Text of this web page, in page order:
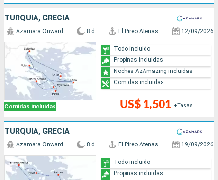
TURQUÍA, GRECIA
Comidas incluidas
Azamara Onward 8 d El Pireo Atenas 12/09/2026
US$ 1,501 +Tasas
Todo incluido
Propinas incluidas
Noches AzAmazing incluidas
Comidas incluidas
TURQUÍA, GRECIA
Azamara Onward 8 d El Pireo Atenas 19/09/2026
Todo incluido
Propinas incluidas